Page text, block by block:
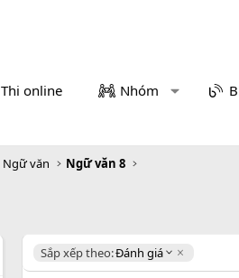
Thi online Nhóm
Ngữ văn Ngữ văn 8
Sắp xếp theo:Đánh giá
D
e